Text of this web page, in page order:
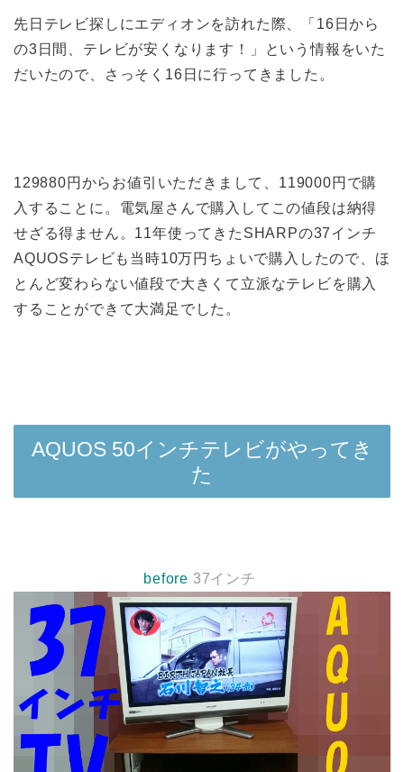
先日テレビ探しにエディオンを訪れた際、「16日から
の3日間、テレビが安くなります！」という情報をいた
だいたので、さっそく16日に行ってきました。
129880円からお値引いただきまして、119000円で購
入することに。電気屋さんで購入してこの値段は納得
せざる得ません。11年使ってきたSHARPの37インチ
AQUOSテレビも当時10万円ちょいで購入したので、ほ
とんど変わらない値段で大きくて立派なテレビを購入
することができて大満足でした。
AQUOS 50インチテレビがやってき
た
before 37インチ